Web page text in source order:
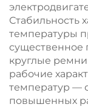
Стабильность
температуры
существенное
круглые
рабочие
температур —
повышенных